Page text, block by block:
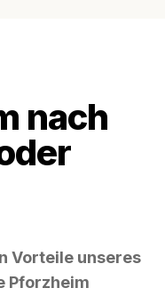
nach
Vorteile unseres
Pforzheim